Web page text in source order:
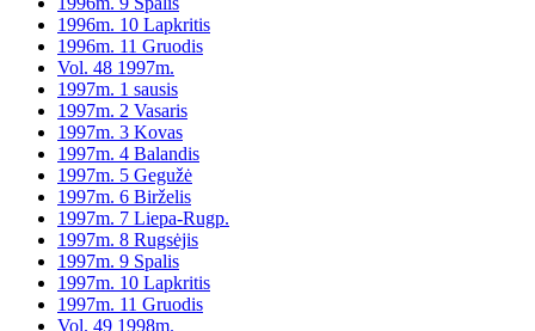
1996m. 10 Lapkritis
1996m. 11 Gruodis
Vol. 48 1997m.
1997m. 1 sausis
1997m. 2 Vasaris
1997m. 3 Kovas
1997m. 4 Balandis
1997m. 5 Gegužė
1997m. 6 Birželis
1997m. 7 Liepa-Rugp.
1997m. 8 Rugsėjis
1997m. 9 Spalis
1997m. 10 Lapkritis
1997m. 11 Gruodis
Vol. 49 1998m.